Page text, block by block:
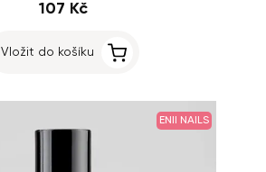
107 Kč
Vložit do košíku
ENII NAILS